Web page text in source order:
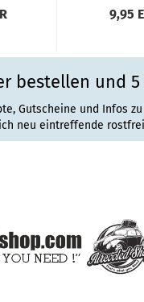
9,95
bestellen und
Gutscheine und Infos
neu eintreffende